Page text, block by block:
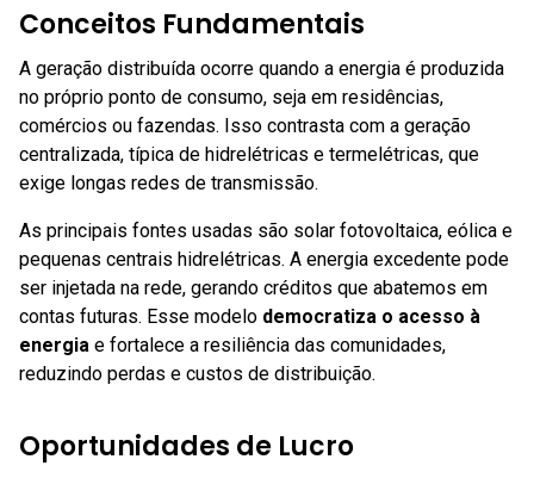
Conceitos Fundamentais
A geração distribuída ocorre quando a energia é produzida
no próprio ponto de consumo, seja em residências,
comércios ou fazendas. Isso contrasta com a geração
centralizada, típica de hidrelétricas e termelétricas, que
exige longas redes de transmissão.
As principais fontes usadas são solar fotovoltaica, eólica e
pequenas centrais hidrelétricas. A energia excedente pode
ser injetada na rede, gerando créditos que abatemos em
contas futuras. Esse modelo democratiza o acesso à
energia e fortalece a resiliência das comunidades,
reduzindo perdas e custos de distribuição.
Oportunidades de Lucro